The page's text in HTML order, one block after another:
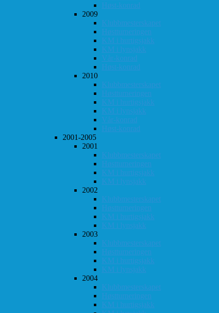
Høst-konrad
2009
Klubbmesterskapet
Høstturneringen
KM i hurtigsjakk
KM i lynsjakk
Vår-konrad
Høst-konrad
2010
Klubbmesterskapet
Høstturneringen
KM i hurtigsjakk
KM i lynsjakk
Vår-konrad
Høst-konrad
2001-2005
2001
Klubbmesterskapet
Høstturneringen
KM i hurtigsjakk
KM i lynsjakk
2002
Klubbmesterskapet
Høstturneringen
KM i hurtigsjakk
KM i lynsjakk
2003
Klubbmesterskapet
Høstturneringen
KM i hurtigsjakk
KM i lynsjakk
2004
Klubbmesterskapet
Høstturneringen
KM i hurtigsjakk